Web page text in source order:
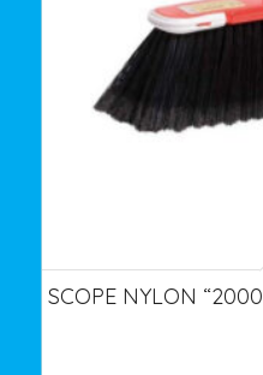
SCOPE NYLON